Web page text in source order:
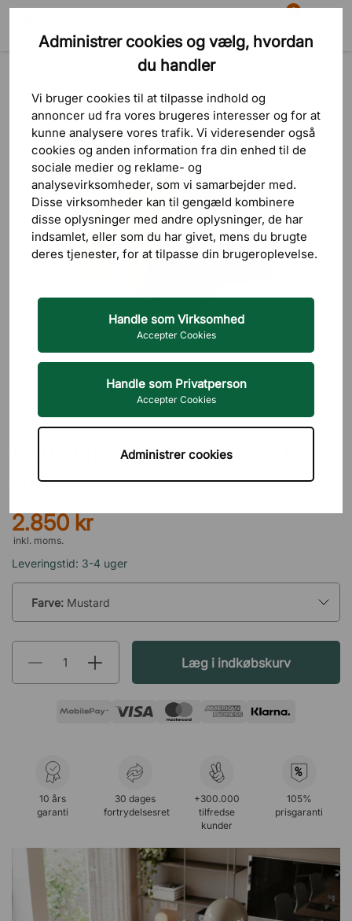
Administrer cookies og vælg, hvordan
du handler
Vi bruger cookies til at tilpasse indhold og
annoncer ud fra vores brugeres interesser og for at
kunne analysere vores trafik. Vi videresender også
cookies og anden information fra din enhed til de
sociale medier og reklame- og
analysevirksomheder, som vi samarbejder med.
Disse virksomheder kan til gengæld kombinere
disse oplysninger med andre oplysninger, de har
indsamlet, eller som du har givet, mens du brugte
deres tjenester, for at tilpasse din brugeroplevelse.
Handle som Virksomhed
Accepter Cookies
Handle som Privatperson
Accepter Cookies
Administrer cookies
Søg
0
Indkøbskurv
Loftlamper Pendel
&TRADITION
Loftlampe Flowerpot VP7 - Ø37
cm
2.850 kr
inkl. moms.
Leveringstid: 3-4 uger
Farve: Mustard
Læg i indkøbskurv
10 års
garanti
30 dages
fortrydelsesret
+300.000
tilfredse
kunder
%
105%
prisgaranti